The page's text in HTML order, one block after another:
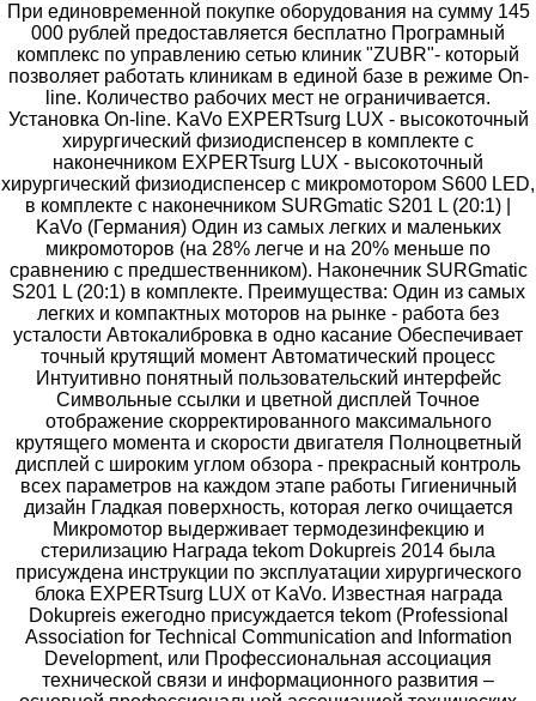
При единовременной покупке оборудования на сумму 145
000 рублей предоставляется бесплатно Програмный
комплекс по управлению сетью клиник "ZUBR"- который
позволяет работать клиникам в единой базе в режиме On-
line. Количество рабочих мест не ограничивается.
Установка On-line. KaVo EXPERTsurg LUX - высокоточный
хирургический физиодиспенсер в комплекте с
наконечником EXPERTsurg LUX - высокоточный
хирургический физиодиспенсер с микромотором S600 LED,
в комплекте с наконечником SURGmatic S201 L (20:1) |
KaVo (Германия) Один из самых легких и маленьких
микромоторов (на 28% легче и на 20% меньше по
сравнению с предшественником). Наконечник SURGmatic
S201 L (20:1) в комплекте. Преимущества: Один из самых
легких и компактных моторов на рынке - работа без
усталости Автокалибровка в одно касание Обеспечивает
точный крутящий момент Автоматический процесс
Интуитивно понятный пользовательский интерфейс
Символьные ссылки и цветной дисплей Точное
отображение скорректированного максимального
крутящего момента и скорости двигателя Полноцветный
дисплей с широким углом обзора - прекрасный контроль
всех параметров на каждом этапе работы Гигиеничный
дизайн Гладкая поверхность, которая легко очищается
Микромотор выдерживает термодезинфекцию и
стерилизацию Награда tekom Dokupreis 2014 была
присуждена инструкции по эксплуатации хирургического
блока EXPERTsurg LUX от KaVo. Известная награда
Dokupreis ежегодно присуждается tekom (Professional
Association for Technical Communication and Information
Development, или Профессиональная ассоциация
технической связи и информационного развития –